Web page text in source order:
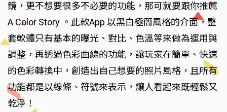
鏡，更不想要很多不必要的功能，那可就要跟你推薦
A Color Story 。此款App 以黑白極簡風格的介面，整
套軟體只有基本的曝光、對比、色溫等來做為運用與
調整，再透過色彩曲線的功能，讓玩家在簡單、快速
的色彩轉換中，創造出自己想要的照片風格，且所有
功能都是以線條、符號來表示，讓人看起來既輕鬆又
乾淨！